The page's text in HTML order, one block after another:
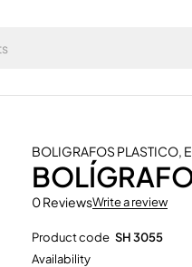
BOLIGRAFOS PLASTICO,
0 ReviewsWrite a review
Product code SH 3055
Availability